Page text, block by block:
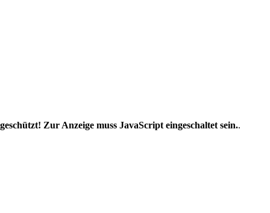
Zur Anzeige muss JavaScript eingeschaltet sein..